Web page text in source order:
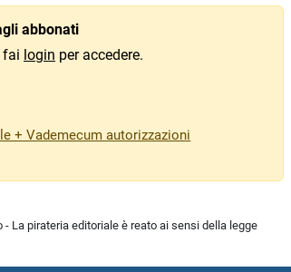
abbonati
fai login per accedere.
+ Vademecum autorizzazioni
La pirateria editoriale è reato ai sensi della legge